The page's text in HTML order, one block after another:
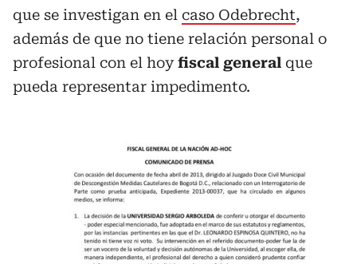
que se investigan en el caso Odebrecht,
además de que no tiene relación personal o
profesional con el hoyfiscal general que
pueda representar impedimento.